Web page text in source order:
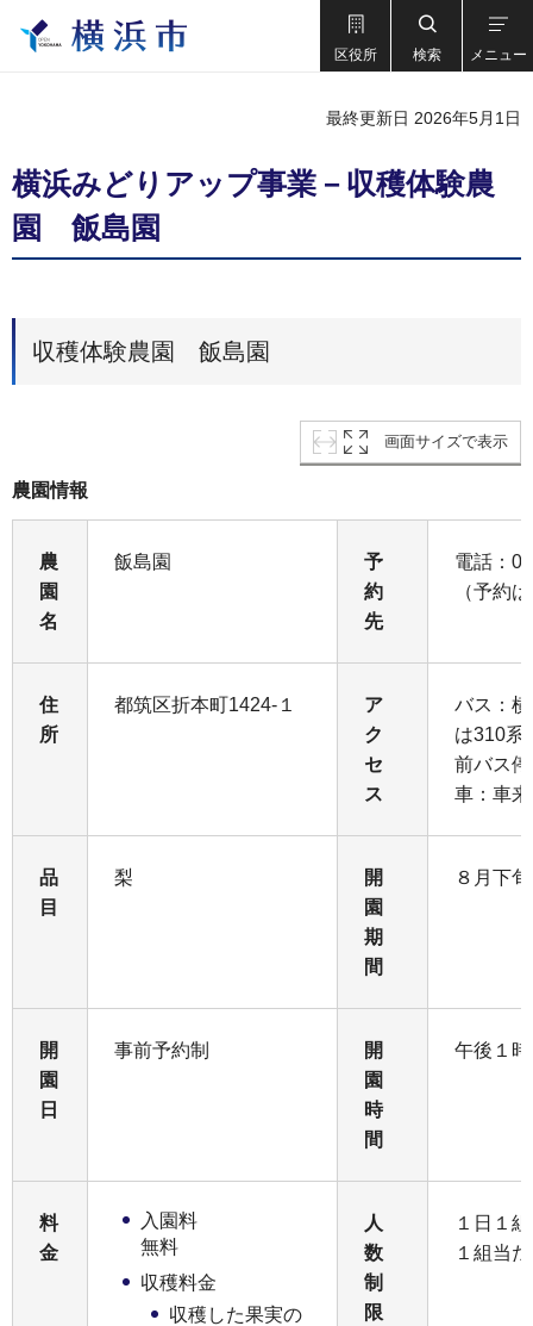
区役所 検索 メニュー
最終更新日 2026年5月1日
横浜みどりアップ事業－収穫体験農
園 飯島園
収穫体験農園 飯島園
画面サイズで表示
農園情報
農
園
名
飯島園
予
約
先
電話：
（予約
住
所
都筑区折本町1424-１
ア
ク
セ
ス
バス：
は310系
前バス
車：車
品
目
梨
開
園
期
間
８月下旬
開
園
日
事前予約制
開
園
時
間
午後１
料
金
入園料
無料
収穫料金
収穫した果実の
人
数
制
限
１日１
１組当